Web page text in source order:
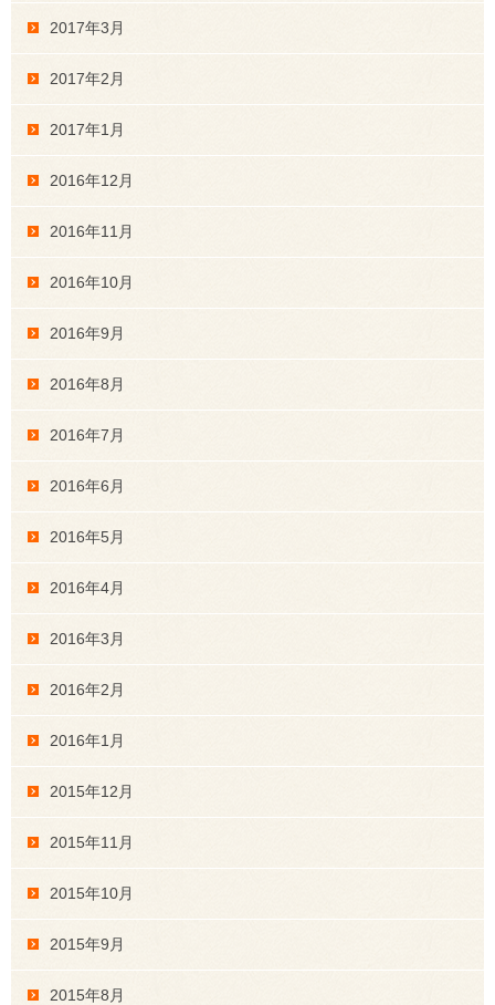
2017年3月
2017年2月
2017年1月
2016年12月
2016年11月
2016年10月
2016年9月
2016年8月
2016年7月
2016年6月
2016年5月
2016年4月
2016年3月
2016年2月
2016年1月
2015年12月
2015年11月
2015年10月
2015年9月
2015年8月